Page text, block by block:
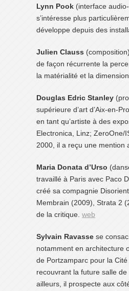
Lynn Pook (interface
s’intéresse plus
développe depuis des
Julien Clauss
de façon récurrente la
la matérialité et la
Douglas Edric Stanley
supérieure d’art d’Aix-en-
en tant qu’artiste à des
Electronica, Linz; ZeroOne/
2000, il a reçu une mention
Maria Donata d’Urso
travaillé à Paris avec Paco
créé sa compagnie
Membrain (2009), Strata 2
de la critique. web
Sylvain Ravasse se
notamment en architecture
de Portzamparc pour la
recouvrant la future salle
ailleurs, il prospecte aux